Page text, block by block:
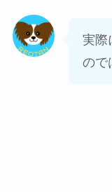
実際
ので